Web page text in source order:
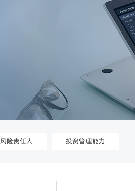
风险责任人 投资管理能力